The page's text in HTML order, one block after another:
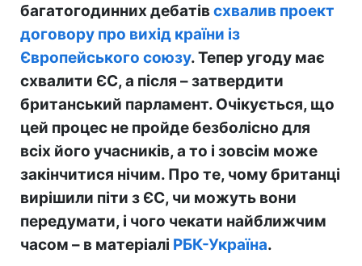
багатогодинних дебатівсхвалив проект
договору про вихід країни із
Європейського союзу. Тепер угоду має
схвалити ЄС, а після – затвердити
британський парламент. Очікується, що
цей процес не пройде безболісно для
всіх його учасників, а то і зовсім може
закінчитися нічим. Про те, чому британці
вирішили піти з ЄС, чи можуть вони
передумати, і чого чекати найближчим
часом – в матеріалі РБК-Україна.